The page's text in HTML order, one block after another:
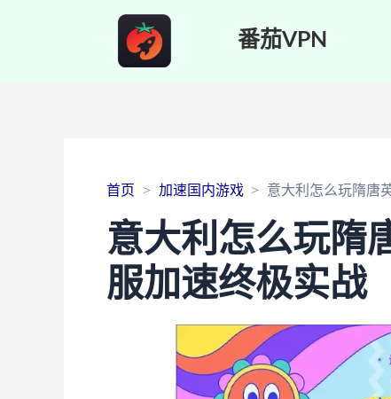
番茄VPN
首页 加速国内游戏 意大利怎么玩隋唐
意大利怎么玩隋
服加速终极实战